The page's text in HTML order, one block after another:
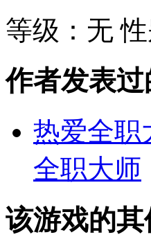
等级： 无 性
作者发表
热爱全职
全职大师
该游戏的